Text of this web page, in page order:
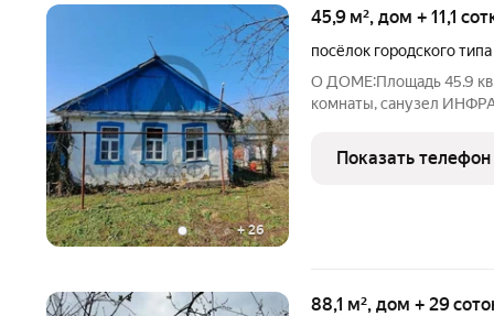
+26
45,9 м², дом + 11,1
посёлок городского
О ДОМЕ:Площадь 45.9
комнаты, санузел
культуры: дом
Нефтегорский
Показать телефон
88,1 м², дом + 29